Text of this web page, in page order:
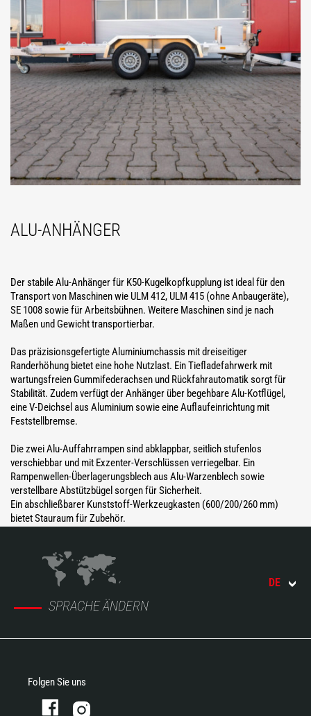
ALU-ANHÄNGER
Der stabile Alu-Anhänger für K50-Kugelkopfkupplung ist ideal für den
Transport von Maschinen wie ULM 412, ULM 415 (ohne Anbaugeräte),
SE 1008 sowie für Arbeitsbühnen. Weitere Maschinen sind je nach
Maßen und Gewicht transportierbar.
Das präzisionsgefertigte Aluminiumchassis mit dreiseitiger
Randerhöhung bietet eine hohe Nutzlast. Ein Tiefladefahrwerk mit
wartungsfreien Gummifederachsen und Rückfahrautomatik sorgt für
Stabilität. Zudem verfügt der Anhänger über begehbare Alu-Kotflügel,
eine V-Deichsel aus Aluminium sowie eine Auflaufeinrichtung mit
Feststellbremse.
Die zwei Alu-Auffahrrampen sind abklappbar, seitlich stufenlos
verschiebbar und mit Exzenter-Verschlüssen verriegelbar. Ein
Rampenwellen-Überlagerungsblech aus Alu-Warzenblech sowie
verstellbare Abstützbügel sorgen für Sicherheit.
Ein abschließbarer Kunststoff-Werkzeugkasten (600/200/260 mm)
bietet Stauraum für Zubehör.
SPRACHE ÄNDERN
DE
Folgen Sie uns